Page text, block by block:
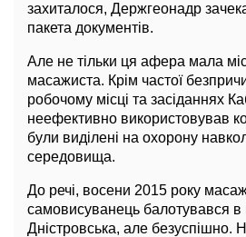
захиталося, Держгеонадр
пакета документів.
Але не тільки ця афера мала
масажиста. Крім частої
робочому місці та засіданнях
неефективно використовував
були виділені на охорону
середовища.
До речі, восени 2015 року
самовисуванець балотувався в
Дністровська, але безуспішно.